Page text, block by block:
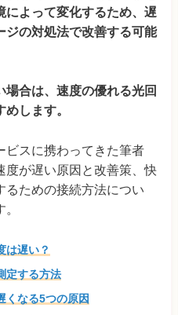
によって変化するため、遅
ジの対処法で改善する可能
場合は、速度の優れる光回
します。
ビスに携わってきた筆者
度が遅い原因と改善策、快
るための接続方法につい
は遅い？
定する方法
くなる5つの原因